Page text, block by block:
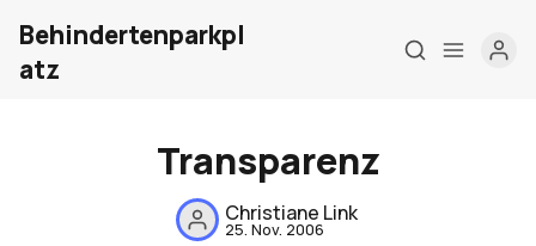
Behindertenparkpl
atz
Transparenz
Christiane Link
25. Nov. 2006